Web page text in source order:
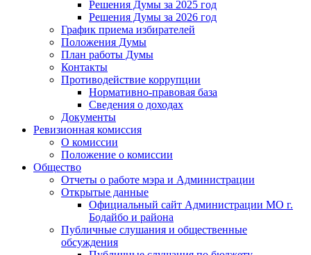
Решения Думы за 2025 год
Решения Думы за 2026 год
График приема избирателей
Положения Думы
План работы Думы
Контакты
Противодействие коррупции
Нормативно-правовая база
Сведения о доходах
Документы
Ревизионная комиссия
О комиссии
Положение о комиссии
Общество
Отчеты о работе мэра и Администрации
Открытые данные
Официальный сайт Администрации МО г.
Бодайбо и района
Публичные слушания и общественные
обсуждения